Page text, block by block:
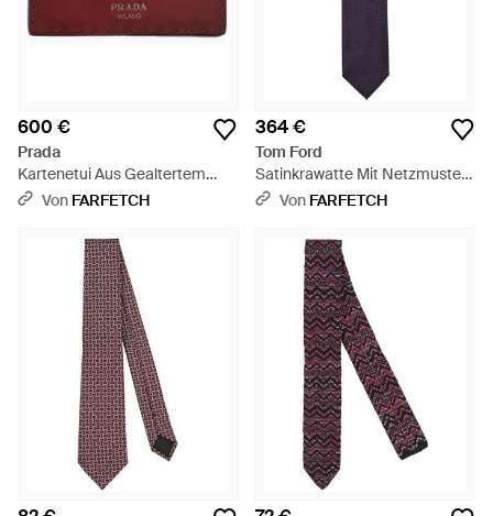
600 €
Prada
Kartenetui Aus Gealtertem
Leder - Lila
Von FARFETCH
364 €
Tom Ford
Satinkrawatte Mit Netzmuster
- LilaVon FARFETCH